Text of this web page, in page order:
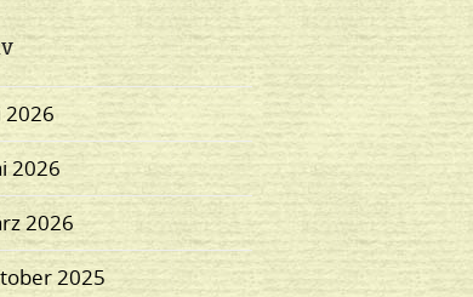
2026
2026
2026
2025